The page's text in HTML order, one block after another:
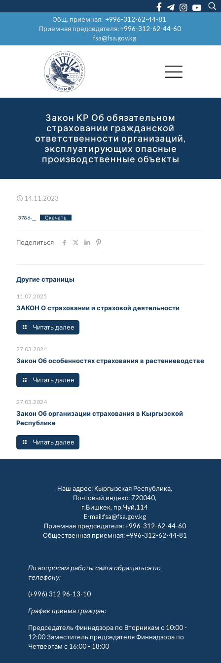
Общ. приемная:+996-312-62-44-81
Приемная председателя:+996-312-62-44-60
fsa@fsa.gov.kg
Закон КР Об обязательном
страховании гражданской
ответственности организаций,
эксплуатирующих опасные
производственные объекты
14.11.2023
3786-__ Скачать
Поделиться
Другие страницы
11.07.2025
ЗАКОН О страховании и страховой деятельности
Читать далее
27.03.2024
Закон Об особенностях страхования в растениеводстве
Читать далее
27.03.2024
Закон Об организации страхования в Кыргызской
Республике
Читать далее
Наш адрес: Кыргызская Республика,
Почтовый индекс: 720040,
г.Бишкек, пр.Чуй,114
E-mail:fsa@fsa.gov.kg
Приемная председателя:+996-312-62-44-60
Общественная приемная:+996-312-62-44-81
По вопросам работы сайта обращаться по
телефону:
(+996) 312 96-13-10
График приема граждан:
Председатель Финнадзора по Вторникам с 10:00 -
12:00 Заместитель председателя Финнадзора по
Четвергам с 16:00 - 18:00